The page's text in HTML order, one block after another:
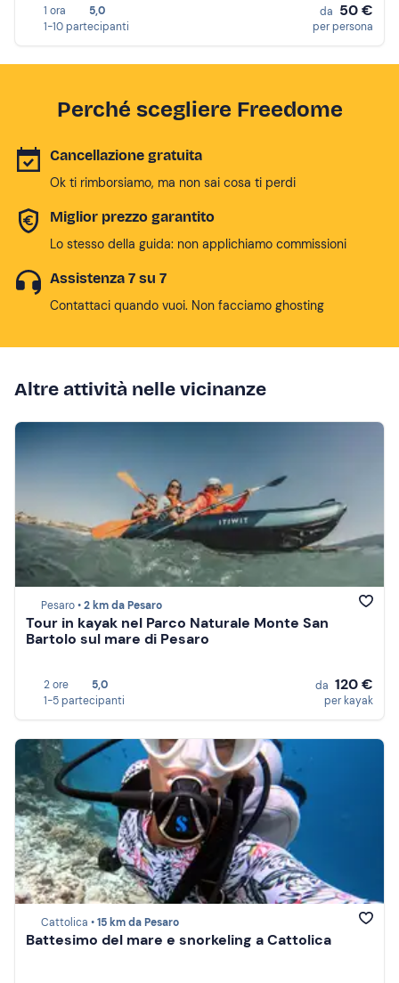
1 ora
5,0
1-10 partecipanti
da 50 €
per persona
Perché scegliere Freedome
Cancellazione gratuita
Ok ti rimborsiamo, ma non sai cosa ti perdi
Miglior prezzo garantito
Lo stesso della guida: non applichiamo commissioni
Assistenza 7 su 7
Contattaci quando vuoi. Non facciamo ghosting
Altre attività nelle vicinanze
Pesaro •2 km da Pesaro
Tour in kayak nel Parco Naturale Monte San
Bartolo sul mare di Pesaro
2 ore
5,0
1-5 partecipanti
da 120 €
per kayak
Cattolica •15 km da Pesaro
Battesimo del mare e snorkeling a Cattolica